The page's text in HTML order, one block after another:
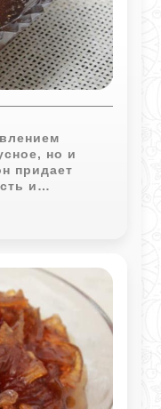
но и
придает
и
его
года.